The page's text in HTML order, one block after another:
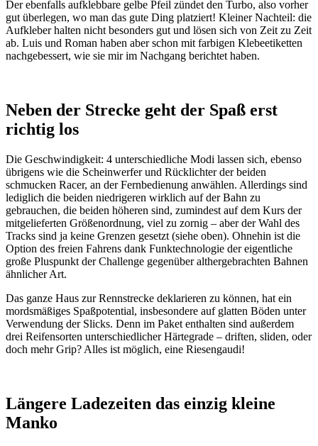
Der ebenfalls aufklebbare gelbe Pfeil zündet den Turbo, also vorher
gut überlegen, wo man das gute Ding platziert! Kleiner Nachteil: die
Aufkleber halten nicht besonders gut und lösen sich von Zeit zu Zeit
ab. Luis und Roman haben aber schon mit farbigen Klebeetiketten
nachgebessert, wie sie mir im Nachgang berichtet haben.
Neben der Strecke geht der Spaß erst
richtig los
Die Geschwindigkeit: 4 unterschiedliche Modi lassen sich, ebenso
übrigens wie die Scheinwerfer und Rücklichter der beiden
schmucken Racer, an der Fernbedienung anwählen. Allerdings sind
lediglich die beiden niedrigeren wirklich auf der Bahn zu
gebrauchen, die beiden höheren sind, zumindest auf dem Kurs der
mitgelieferten Größenordnung, viel zu zornig – aber der Wahl des
Tracks sind ja keine Grenzen gesetzt (siehe oben). Ohnehin ist die
Option des freien Fahrens dank Funktechnologie der eigentliche
große Pluspunkt der Challenge gegenüber althergebrachten Bahnen
ähnlicher Art.
Das ganze Haus zur Rennstrecke deklarieren zu können, hat ein
mordsmäßiges Spaßpotential, insbesondere auf glatten Böden unter
Verwendung der Slicks. Denn im Paket enthalten sind außerdem
drei Reifensorten unterschiedlicher Härtegrade – driften, sliden, oder
doch mehr Grip? Alles ist möglich, eine Riesengaudi!
Längere Ladezeiten das einzig kleine
Manko